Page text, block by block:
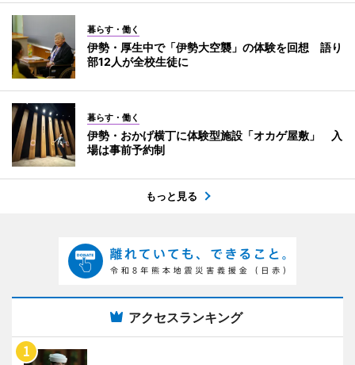
暮らす・働く
伊勢・厚生中で「伊勢大空襲」の体験を回想 語り
部12人が全校生徒に
暮らす・働く
伊勢・おかげ横丁に体験型施設「オカゲ屋敷」 入
場は事前予約制
もっと見る
アクセスランキング